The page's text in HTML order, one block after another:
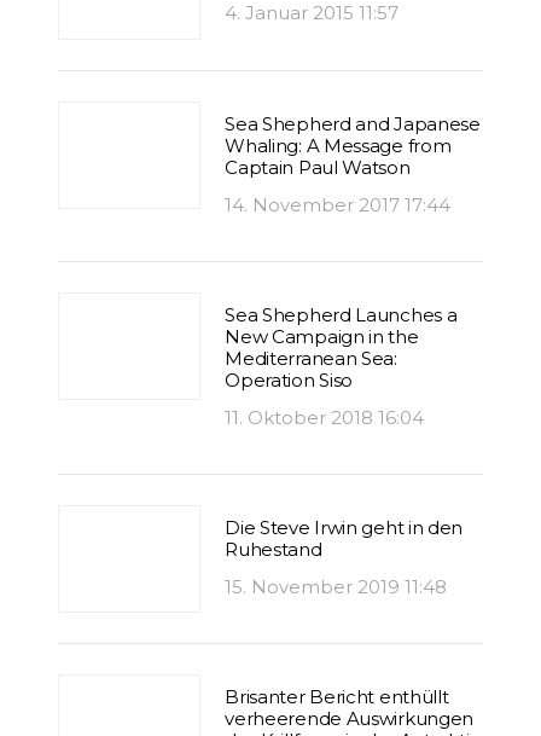
4. Januar 2015 11:57
Sea Shepherd and Japanese
Whaling: A Message from
Captain Paul Watson
14. November 2017 17:44
Sea Shepherd Launches a
New Campaign in the
Mediterranean Sea:
Operation Siso
11. Oktober 2018 16:04
Die Steve Irwin geht in den
Ruhestand
15. November 2019 11:48
Brisanter Bericht enthüllt
verheerende Auswirkungen